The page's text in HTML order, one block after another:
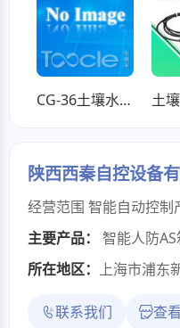
CG-36土壤水势传感器
陕西西秦自控设备
主要产品：
智能人防
所在地区： 上海市浦东
联系我们 查